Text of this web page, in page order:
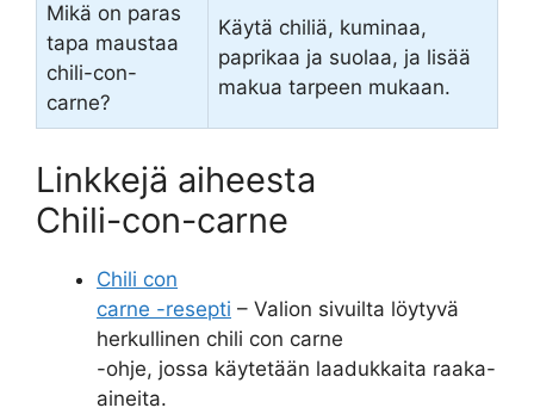
Mikä on paras
tapa maustaa
chili-con-
carne?
Käytä chiliä, kuminaa,
paprikaa ja suolaa, ja lisää
makua tarpeen mukaan.
Linkkejä aiheesta
Chili-con-carne
Chili con
carne -resepti – Valion sivuilta löytyvä
herkullinen chili con carne
-ohje, jossa käytetään laadukkaita raaka-
aineita.